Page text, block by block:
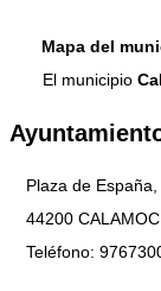
Mapa del
El municipio
Plaza de España,
44200
Teléfono: